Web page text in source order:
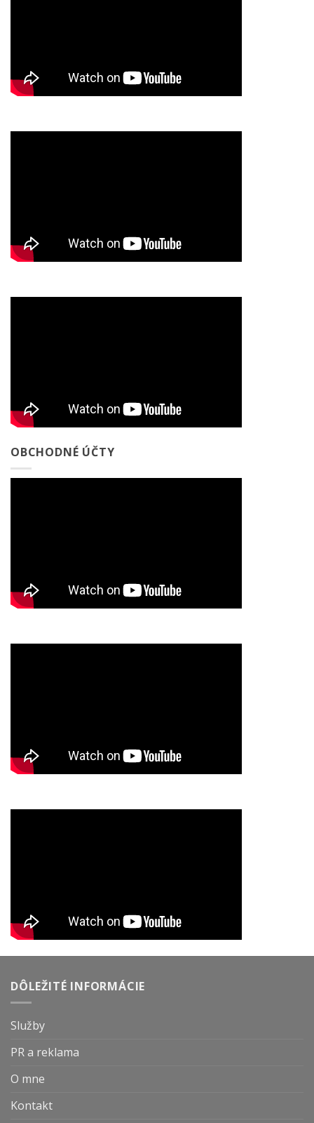
OBCHODNÉ ÚČTY
DÔLEŽITÉ INFORMÁCIE
Služby
PR a reklama
O mne
Kontakt